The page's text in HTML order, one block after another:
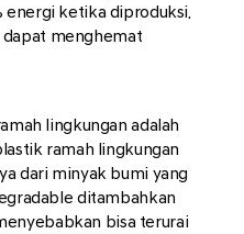
ketika diproduksi.
dapat menghemat
lingkungan adalah
ramah lingkungan
dari minyak bumi yang
ditambahkan
bisa terurai